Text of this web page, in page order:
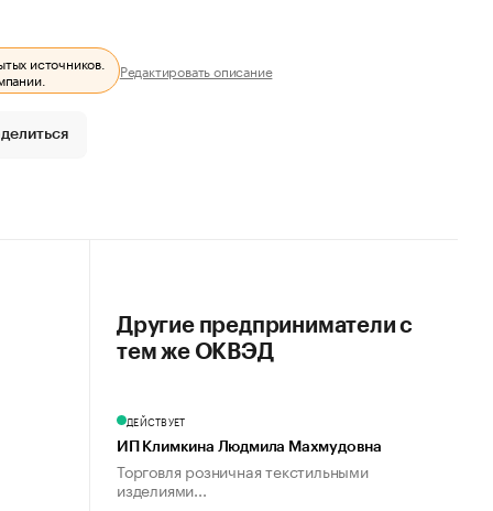
источников.
Редактировать описание
Другие предприниматели с
тем же ОКВЭД
ДЕЙСТВУЕТ
ИП Климкина Людмила Махмудовна
Торговля розничная текстильными
изделиями...